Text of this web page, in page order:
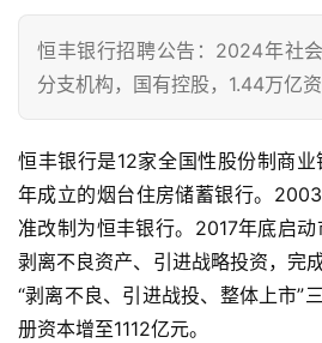
恒丰银行招聘公告：2024年社
分支机构，国有控股，1.44万亿
恒丰银行是12家全国性股份制商
年成立的烟台住房储蓄银行。
准改制为恒丰银行。2017年底启
剥离不良资产、引进战略投资，完
“剥离不良、引进战投、整体上市”
册资本增至1112亿元。